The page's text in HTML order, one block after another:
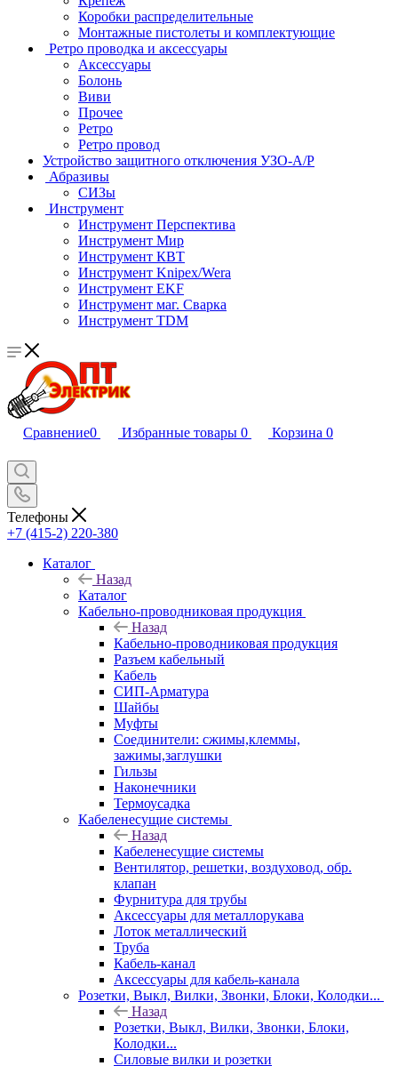
Коробки распределительные
Монтажные пистолеты и комплектующие
Ретро проводка и аксессуары
Аксессуары
Болонь
Виви
Прочее
Ретро
Ретро провод
Устройство защитного отключения УЗО-А/Р
Абразивы
СИЗы
Инструмент
Инструмент Перспектива
Инструмент Мир
Инструмент КВТ
Инструмент Knipex/Wera
Инструмент EKF
Инструмент маг. Сварка
Инструмент TDM
Сравнение0 Избранные товары 0 Корзина 0
Телефоны
+7 (415-2) 220-380
Каталог
Назад
Каталог
Кабельно-проводниковая продукция
Назад
Кабельно-проводниковая продукция
Разъем кабельный
Кабель
СИП-Арматура
Шайбы
Муфты
Соединители: сжимы,клеммы,
зажимы,заглушки
Гильзы
Наконечники
Термоусадка
Кабеленесущие системы
Назад
Кабеленесущие системы
Вентилятор, решетки, воздуховод, обр.
клапан
Фурнитура для трубы
Аксессуары для металлорукава
Лоток металлический
Труба
Кабель-канал
Аксессуары для кабель-канала
Розетки, Выкл, Вилки, Звонки, Блоки, Колодки...
Назад
Розетки, Выкл, Вилки, Звонки, Блоки,
Колодки...
Силовые вилки и розетки